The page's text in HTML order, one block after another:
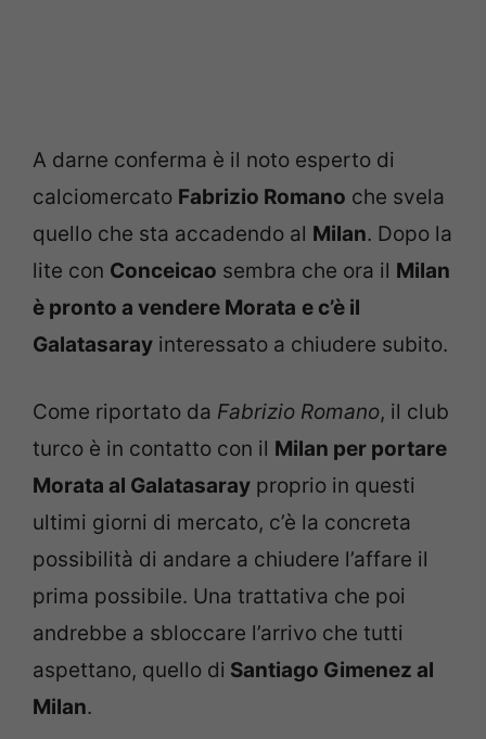
A darne conferma è il noto esperto di
calciomercato Fabrizio Romano che svela
quello che sta accadendo al Milan. Dopo la
lite con Conceicao sembra che ora il Milan
è pronto a vendere Morata e c’è il
Galatasaray interessato a chiudere subito.
Come riportato da Fabrizio Romano, il club
turco è in contatto con il Milan per portare
Morata al Galatasaray proprio in questi
ultimi giorni di mercato, c’è la concreta
possibilità di andare a chiudere l’affare il
prima possibile. Una trattativa che poi
andrebbe a sbloccare l’arrivo che tutti
aspettano, quello di Santiago Gimenez al
Milan.